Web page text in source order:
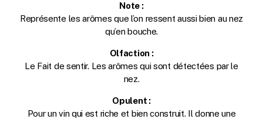
Note :
Représente les arômes que l’on ressent aussi bien au nez
qu’en bouche.
Olfaction :
Le Fait de sentir. Les arômes qui sont détectées par le
nez.
Opulent :
Pour un vin qui est riche et bien construit. Il donne une